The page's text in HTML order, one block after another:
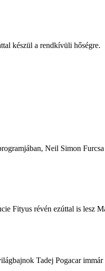
készül a rendkívüli hőségre.
Neil Simon
Fityus révén ezúttal is lesz
Tadej Pogacar